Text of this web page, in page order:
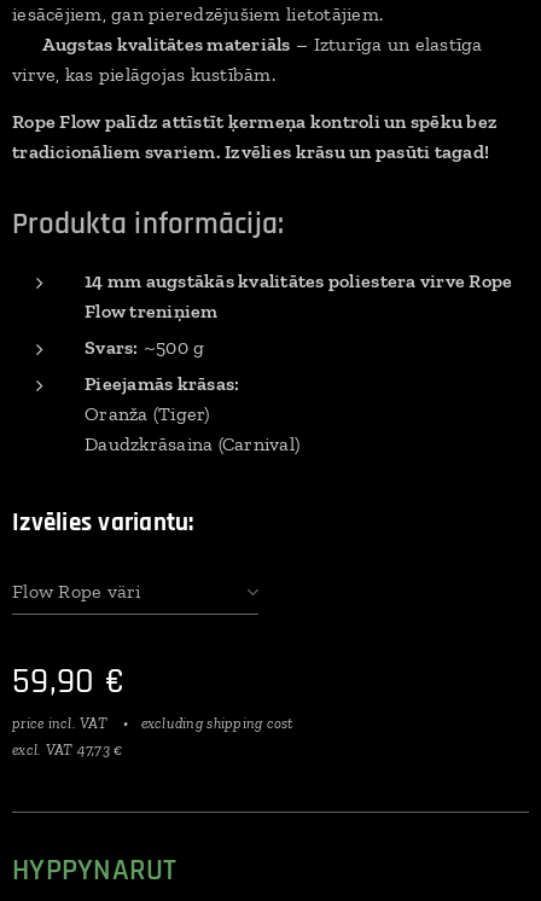
iesācējiem, gan pieredzējušiem lietotājiem.
Augstas kvalitātes materiāls – Izturīga un elastīga
virve, kas pielāgojas kustībām.
Rope Flow palīdz attīstīt ķermeņa kontroli un spēku bez
tradicionāliem svariem. Izvēlies krāsu un pasūti tagad!
Produkta informācija:
14 mm augstākās kvalitātes poliestera virve Rope
Flow treniņiem
Svars: ~500 g
Pieejamās krāsas:
Oranža (Tiger)
Daudzkrāsaina (Carnival)
Izvēlies variantu:
Flow Rope väri
59,90 €
price incl. VAT
excluding shipping cost
excl. VAT 47,73 €
HYPPYNARUT